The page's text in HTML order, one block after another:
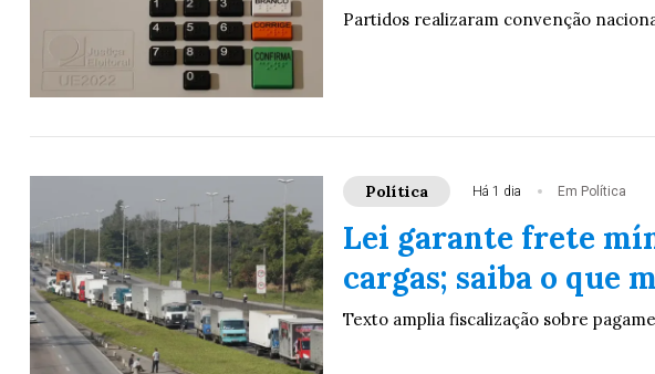
Partidos realizaram convenção
Política Há 1 dia Em Política
Lei garante frete
cargas; saiba o que
Texto amplia fiscalização sobre